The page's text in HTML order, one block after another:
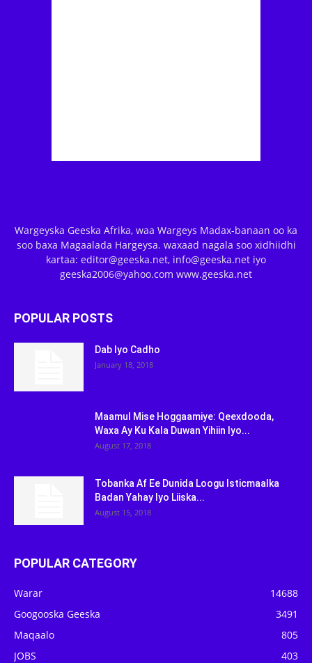
Wargeyska Geeska Afrika, waa Wargeys Madax-banaan oo ka
soo baxa Magaalada Hargeysa. waxaad nagala soo xidhiidhi
kartaa: editor@geeska.net, info@geeska.net iyo
geeska2006@yahoo.com www.geeska.net
POPULAR POSTS
Dab Iyo Cadho
January 18, 2018
Maamul Mise Hoggaamiye: Qeexdooda,
Waxa Ay Ku Kala Duwan Yihiin Iyo...
August 17, 2018
Tobanka Af Ee Dunida Loogu Isticmaalka
Badan Yahay Iyo Liiska...
August 15, 2018
POPULAR CATEGORY
Warar
14688
Googooska Geeska
3491
Maqaalo
805
JOBS
403